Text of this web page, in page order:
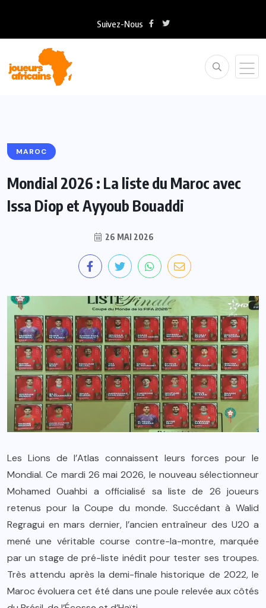
Suivez-Nous
MAROC
Mondial 2026 : La liste du Maroc avec
Issa Diop et Ayyoub Bouaddi
26 MAI 2026
Les Lions de l’Atlas connaissent leurs forces pour le
Mondial. Ce mardi 26 mai 2026, le nouveau sélectionneur
Mohamed Ouahbi a officialisé sa liste de 26 joueurs
retenus pour la Coupe du monde. Succédant à Walid
Regragui en mars dernier, l’ancien entraîneur des U20 a
mené une véritable course contre-la-montre, marquée
par un stage de pré-liste inédit pour tester ses troupes.
Très attendu après la demi-finale historique de 2022, le
Maroc évoluera cet été dans une poule relevée aux côtés